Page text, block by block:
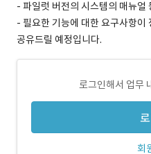
- 파일럿 버전의 시스템의 매뉴얼
- 필요한 기능에 대한 요구사항이
공유드릴 예정입니다.
로그인해서 업무
회